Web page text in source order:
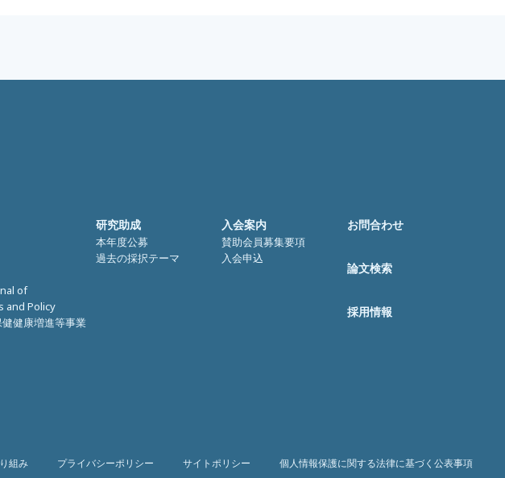
of
and Policy
健康増進等事業
研究助成
本年度公募
過去の採択テーマ
入会案内
賛助会員募集要項
入会申込
お問合わせ
論文検索
採用情報
組み プライバシーポリシー サイトポリシー 個人情報保護に関する法律に基づく公表事項